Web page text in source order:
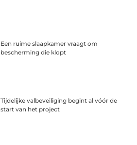
Een ruime slaapkamer vraagt om
bescherming die klopt
Tijdelijke valbeveiliging begint al vóór de
start van het project